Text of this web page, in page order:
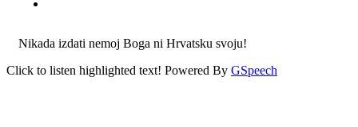
Nikada izdati nemoj Boga ni Hrvatsku svoju!
Click to listen highlighted text! Powered By GSpeech